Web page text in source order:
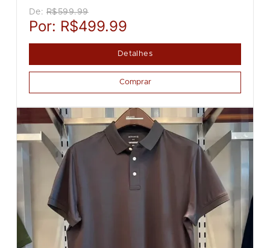
De: R$599.99
Por: R$499.99
Detalhes
Comprar